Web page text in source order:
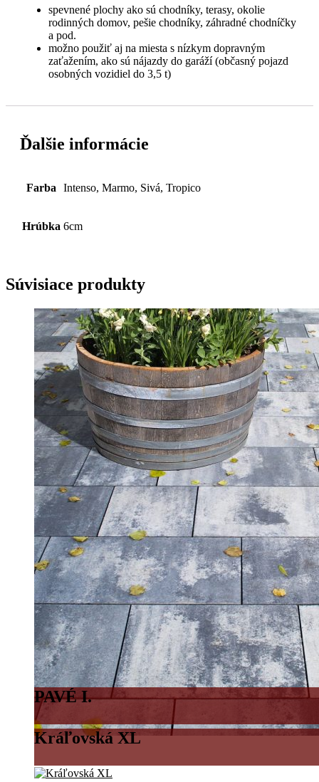
spevnené plochy ako sú chodníky, terasy, okolie
rodinných domov, pešie chodníky, záhradné chodníčky
a pod.
možno použiť aj na miesta s nízkym dopravným
zaťažením, ako sú nájazdy do garáží (občasný pojazd
osobných vozidiel do 3,5 t)
Ďalšie informácie
Farba Intenso, Marmo, Sivá, Tropico
Hrúbka 6cm
Súvisiace produkty
PAVÉ I.
Kráľovská XL